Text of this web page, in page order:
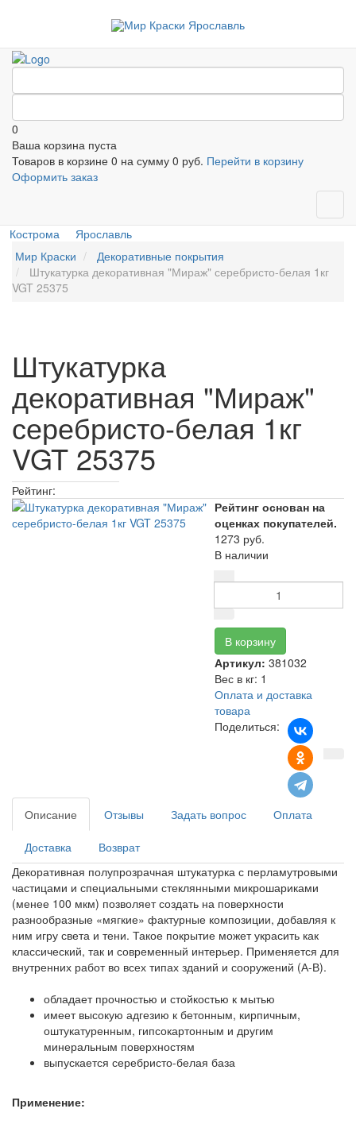
0
Ваша корзина пуста
Товаров в корзине 0 на сумму 0 руб. Перейти в корзину
Оформить заказ
Кострома
Ярославль
Мир Краски
Декоративные покрытия
Штукатурка декоративная "Мираж" серебристо-белая 1кг
VGT 25375
Штукатурка
декоративная "Мираж"
серебристо-белая 1кг
VGT 25375
Рейтинг:
Рейтинг основан на
оценках покупателей.
1273 руб.
В наличии
Артикул: 381032
Вес в кг: 1
Оплата и доставка
товара
Поделиться:
Описание Отзывы Задать вопрос Оплата
Доставка
Возврат
Декоративная полупрозрачная штукатурка с перламутровыми
частицами и специальными стеклянными микрошариками
(менее 100 мкм) позволяет создать на поверхности
разнообразные «мягкие» фактурные композиции, добавляя к
ним игру света и тени. Такое покрытие может украсить как
классический, так и современный интерьер. Применяется для
внутренних работ во всех типах зданий и сооружений (А-В).
обладает прочностью и стойкостью к мытью
имеет высокую адгезию к бетонным, кирпичным,
оштукатуренным, гипсокартонным и другим
минеральным поверхностям
выпускается серебристо-белая база
Применение: